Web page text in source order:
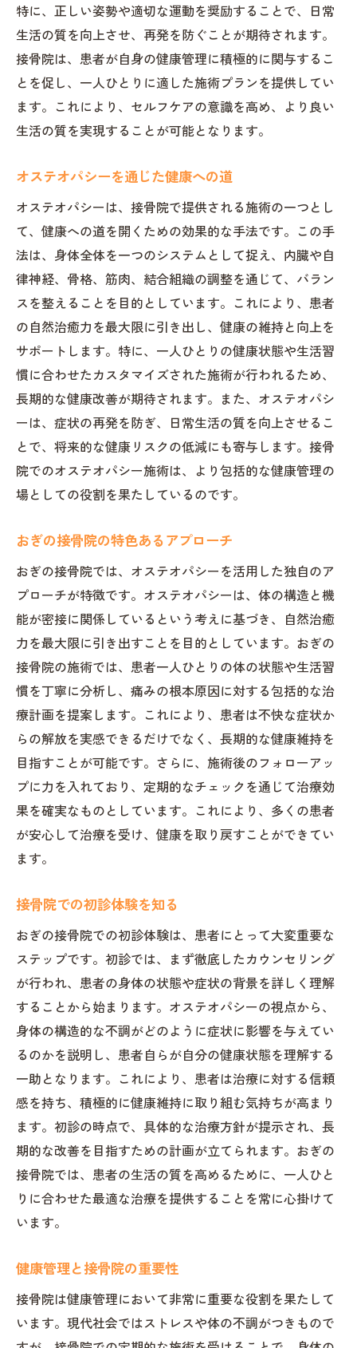
接骨院での非薬物療法の重要性
患者の声から見る薬に頼らない治療
現代医療と接骨院の役割
健康管理における接骨院の可能性
自然治癒力を引き出すおぎの接骨院の秘密
オステオパシーで引き出す体の力
患者の体験談から学ぶ自然治癒力
環境と体の調和を目指すアプローチ
おぎの接骨院独自の療法の魅力
治療後の健康維持方法を学ぶ
オステオパシーで整える身体と心のバランス
心身の調和を目指すオステオパシー
ストレス管理と接骨院のアプローチ
身体のバランスを整える施術法
心と体の健康をつなぐ役割
健康な心身を保つための日常ケア
接骨院で学ぶメンタルヘルスの重要性
痛みの根本に迫る接骨院の施術の真髄
根本治療を目指す施術の進化
最新の技術を用いた痛みの軽減法
患者中心のアプローチで痛みを改善
痛みの再発を防ぐための予防施策
個別治療プランによる痛みの管理
接骨院で学ぶ正しい姿勢と健康管理
日常から改善する正しい姿勢の重要性
姿勢矯正の効果と方法
健康管理における姿勢の役割
正しい姿勢がもたらす健康効果
接骨院で学ぶ姿勢改善のテクニック
継続的なケアで健康を守る方法
長期的な健康管理プランとは
接骨院での施術がもたらす持続可能な健康
患者と共に築く健康生活
健康寿命を延ばすための接骨院の取り組み
未来を見据えた健康維持戦略
特に、正しい姿勢や適切な運動を奨励することで、日常
生活の質を向上させ、再発を防ぐことが期待されます。
接骨院は、患者が自身の健康管理に積極的に関与するこ
とを促し、一人ひとりに適した施術プランを提供してい
ます。これにより、セルフケアの意識を高め、より良い
生活の質を実現することが可能となります。
オステオパシーを通じた健康への道
オステオパシーは、接骨院で提供される施術の一つとし
て、健康への道を開くための効果的な手法です。この手
法は、身体全体を一つのシステムとして捉え、内臓や自
律神経、骨格、筋肉、結合組織の調整を通じて、バラン
スを整えることを目的としています。これにより、患者
の自然治癒力を最大限に引き出し、健康の維持と向上を
サポートします。特に、一人ひとりの健康状態や生活習
慣に合わせたカスタマイズされた施術が行われるため、
長期的な健康改善が期待されます。また、オステオパシ
ーは、症状の再発を防ぎ、日常生活の質を向上させるこ
とで、将来的な健康リスクの低減にも寄与します。接骨
院でのオステオパシー施術は、より包括的な健康管理の
場としての役割を果たしているのです。
おぎの接骨院の特色あるアプローチ
おぎの接骨院では、オステオパシーを活用した独自のア
プローチが特徴です。オステオパシーは、体の構造と機
能が密接に関係しているという考えに基づき、自然治癒
力を最大限に引き出すことを目的としています。おぎの
接骨院の施術では、患者一人ひとりの体の状態や生活習
慣を丁寧に分析し、痛みの根本原因に対する包括的な治
療計画を提案します。これにより、患者は不快な症状か
らの解放を実感できるだけでなく、長期的な健康維持を
目指すことが可能です。さらに、施術後のフォローアッ
プに力を入れており、定期的なチェックを通じて治療効
果を確実なものとしています。これにより、多くの患者
が安心して治療を受け、健康を取り戻すことができてい
ます。
接骨院での初診体験を知る
おぎの接骨院での初診体験は、患者にとって大変重要な
ステップです。初診では、まず徹底したカウンセリング
が行われ、患者の身体の状態や症状の背景を詳しく理解
することから始まります。オステオパシーの視点から、
身体の構造的な不調がどのように症状に影響を与えてい
るのかを説明し、患者自らが自分の健康状態を理解する
一助となります。これにより、患者は治療に対する信頼
感を持ち、積極的に健康維持に取り組む気持ちが高まり
ます。初診の時点で、具体的な治療方針が提示され、長
期的な改善を目指すための計画が立てられます。おぎの
接骨院では、患者の生活の質を高めるために、一人ひと
りに合わせた最適な治療を提供することを常に心掛けて
います。
健康管理と接骨院の重要性
接骨院は健康管理において非常に重要な役割を果たして
います。現代社会ではストレスや体の不調がつきもので